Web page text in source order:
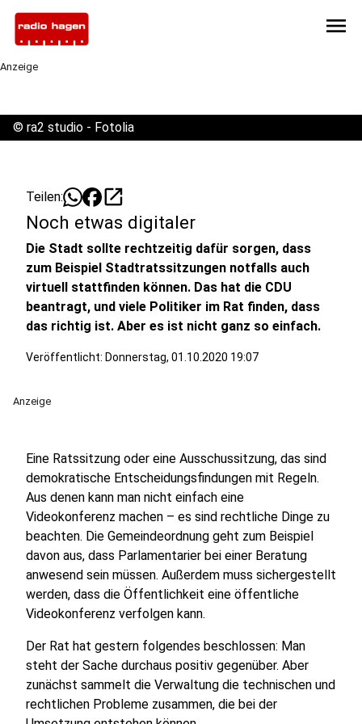
menu
Anzeige
© ra2 studio - Fotolia
Teilen: open_in_new
Noch etwas digitaler
Die Stadt sollte rechtzeitig dafür sorgen, dass
zum Beispiel Stadtratssitzungen notfalls auch
virtuell stattfinden können. Das hat die CDU
beantragt, und viele Politiker im Rat finden, dass
das richtig ist. Aber es ist nicht ganz so einfach.
Veröffentlicht: Donnerstag, 01.10.2020 19:07
Anzeige
Eine Ratssitzung oder eine Ausschussitzung, das sind
demokratische Entscheidungsfindungen mit Regeln.
Aus denen kann man nicht einfach eine
Videokonferenz machen – es sind rechtliche Dinge zu
beachten. Die Gemeindeordnung geht zum Beispiel
davon aus, dass Parlamentarier bei einer Beratung
anwesend sein müssen. Außerdem muss sichergestellt
werden, dass die Öffentlichkeit eine öffentliche
Videokonferenz verfolgen kann.
Der Rat hat gestern folgendes beschlossen: Man
steht der Sache durchaus positiv gegenüber. Aber
zunächst sammelt die Verwaltung die technischen und
rechtlichen Probleme zusammen, die bei der